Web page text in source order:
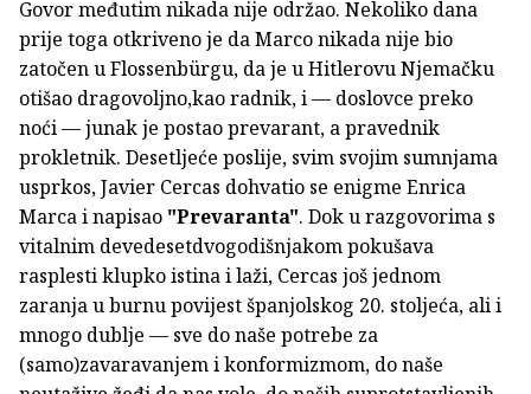
Govor međutim nikada nije održao. Nekoliko dana
prije toga otkriveno je da Marco nikada nije bio
zatočen u Flossenbürgu, da je u Hitlerovu Njemačku
otišao dragovoljno,kao radnik, i — doslovce preko
noći — junak je postao prevarant, a pravednik
prokletnik. Desetljeće poslije, svim svojim sumnjama
usprkos, Javier Cercas dohvatio se enigme Enrica
Marca i napisao "Prevaranta". Dok u razgovorima s
vitalnim devedesetdvogodišnjakom pokušava
rasplesti klupko istina i laži, Cercas još jednom
zaranja u burnu povijest španjolskog 20. stoljeća, ali i
mnogo dublje — sve do naše potrebe za
(samo)zavaravanjem i konformizmom, do naše